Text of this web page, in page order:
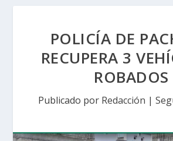
POLICÍA DE
RECUPERA 3
ROBADOS
Publicado por Redacción |